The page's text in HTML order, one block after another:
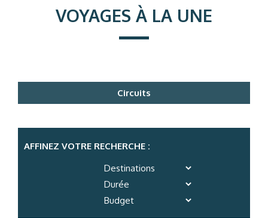
VOYAGES À LA UNE
Circuits
AFFINEZ VOTRE RECHERCHE :